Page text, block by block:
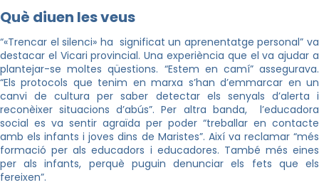
Què diuen les veus
“«Trencar el silenci» ha significat un aprenentatge personal” va
destacar el Vicari provincial. Una experiència que el va ajudar a
plantejar-se moltes qüestions. “Estem en camí” assegurava.
“Els protocols que tenim en marxa s’han d’emmarcar en un
canvi de cultura per saber detectar els senyals d’alerta i
reconèixer situacions d’abús”. Per altra banda, l’educadora
social es va sentir agraïda per poder “treballar en contacte
amb els infants i joves dins de Maristes”. Així va reclamar “més
formació per als educadors i educadores. També més eines
per als infants, perquè puguin denunciar els fets que els
fereixen”.